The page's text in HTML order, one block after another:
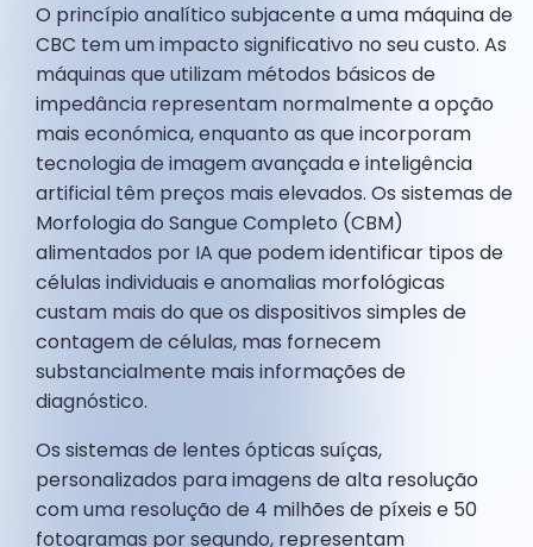
O princípio analítico subjacente a uma máquina de
CBC tem um impacto significativo no seu custo. As
máquinas que utilizam métodos básicos de
impedância representam normalmente a opção
mais económica, enquanto as que incorporam
tecnologia de imagem avançada e inteligência
artificial têm preços mais elevados. Os sistemas de
Morfologia do Sangue Completo (CBM)
alimentados por IA que podem identificar tipos de
células individuais e anomalias morfológicas
custam mais do que os dispositivos simples de
contagem de células, mas fornecem
substancialmente mais informações de
diagnóstico.
Os sistemas de lentes ópticas suíças,
personalizados para imagens de alta resolução
com uma resolução de 4 milhões de píxeis e 50
fotogramas por segundo, representam